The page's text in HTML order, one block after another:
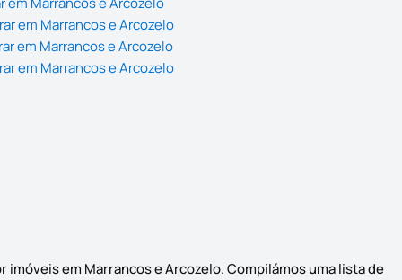
em Marrancos e Arcozelo
em Marrancos e Arcozelo
em Marrancos e Arcozelo
em Marrancos e Arcozelo. Compilámos uma lista de